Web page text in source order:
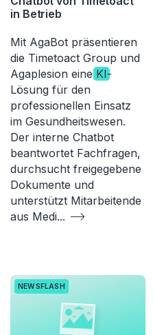
in Betrieb
Mit AgaBot präsentieren
die Timetoact Group und
Agaplesion eine KI-
Lösung für den
professionellen Einsatz
im Gesundheitswesen.
Der interne Chatbot
beantwortet Fachfragen,
durchsucht freigegebene
Dokumente und
unterstützt Mitarbeitende
aus Medi...
NEWSFLASH